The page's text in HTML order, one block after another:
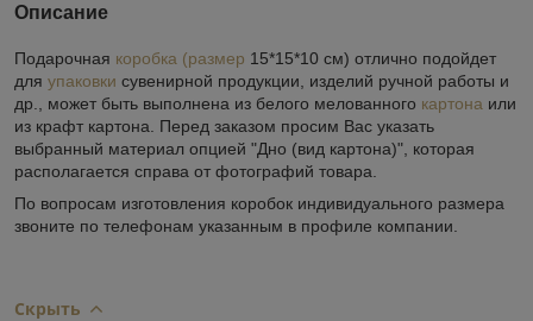
Описание
Подарочная коробка (размер 15*15*10 см) отлично подойдет
для упаковки сувенирной продукции, изделий ручной работы и
др., может быть выполнена из белого мелованного картона или
из крафт картона. Перед заказом просим Вас указать
выбранный материал опцией "Дно (вид картона)", которая
располагается справа от фотографий товара.
По вопросам изготовления коробок индивидуального размера
звоните по телефонам указанным в профиле компании.
Скрыть